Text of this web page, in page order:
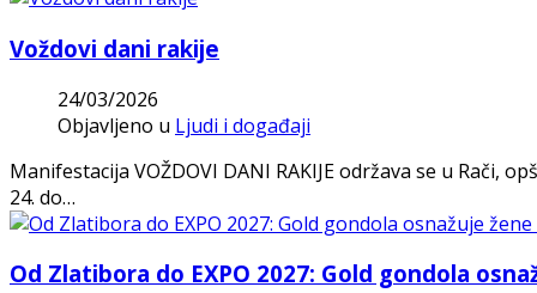
Voždovi dani rakije
24/03/2026
Objavljeno u Ljudi i događaji
Manifestacija VOŽDOVI DANI RAKIJE održava se u Rači,
24. do…
Od Zlatibora do EXPO 2027: Gold gondola